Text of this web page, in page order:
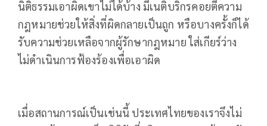
นิติธรรมเอาผิดเขาไม่ได้บ้าง มีเนติบริกรคอยตีความ
กฎหมายช่วยให้สิ่งที่ผิดกลายเป็นถูก หรือบางครั้งก็ได้
รับความช่วยเหลือจากผู้รักษากฎหมาย ใส่เกียร์ว่าง
ไม่ดำเนินการฟ้องร้องเพื่อเอาผิด
เมื่อสถานการณ์เป็นเช่นนี้ ประเทศไทยของเราจึงไม่